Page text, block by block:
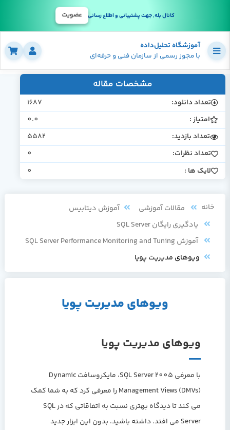
کانال بله, جهت پشتیبانی و اطلاع رسانی عضویت
آموزشگاه تحلیل‌داده
با مجوز رسمی از سازمان فنی و حرفه‌ای
مشخصات مقاله
تعداد دانلود:
1687
امتیاز :
0.0
تعداد بازدید:
5582
تعداد نظرات:
0
لایک ها :
0
خانه مقالات آموزشی
آموزش دیتابیس
یادگیری رایگان SQL Server
آموزش SQL Server Performance Monitoring and Tuning
ویوهای مدیریت پویا
ویوهای مدیریت پویا
ویوهای مدیریت پویا
با معرفی SQL Server 2005، مایکروسافت Dynamic
Management Views (DMVs) را معرفی کرد که به شما کمک
می کند تا دیدگاه بهتری نسبت به اتفاقاتی که در SQL
Server می افتد، داشته باشید. بدون این ابزار جدید